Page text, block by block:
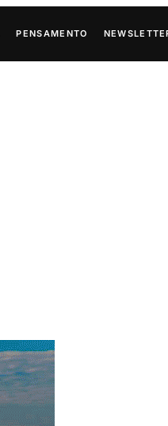
PENSAMENTO